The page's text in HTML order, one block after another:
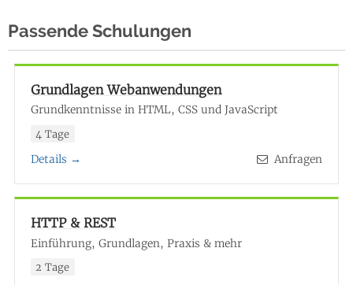
Passende Schulungen
Grundlagen Webanwendungen
Grundkenntnisse in HTML, CSS und JavaScript
4 Tage
Details →
Anfragen
HTTP & REST
Einführung, Grundlagen, Praxis & mehr
2 Tage